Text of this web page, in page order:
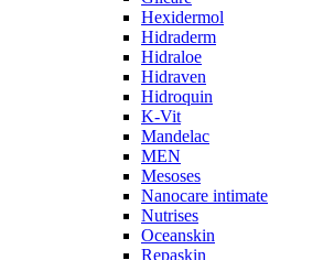
Hexidermol
Hidraderm
Hidraloe
Hidraven
Hidroquin
K-Vit
Mandelac
MEN
Mesoses
Nanocare intimate
Nutrises
Oceanskin
Repaskin